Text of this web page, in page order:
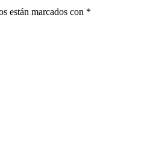
están marcados con *